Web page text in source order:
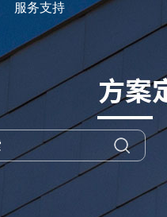
服务支持